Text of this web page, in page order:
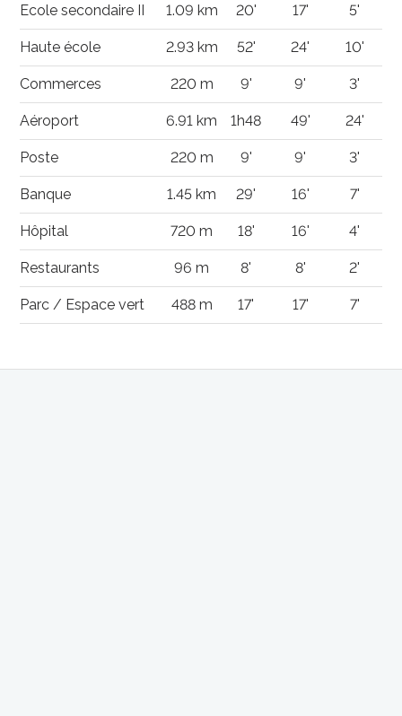
Ecole secondaire II 1.09 km 20' 17' 5'
Haute école 2.93 km 52' 24' 10'
Commerces 220 m 9' 9' 3'
Aéroport 6.91 km 1h48 49' 24'
Poste 220 m 9' 9' 3'
Banque 1.45 km 29' 16' 7'
Hôpital 720 m 18' 16' 4'
Restaurants 96 m 8' 8' 2'
Parc / Espace vert 488 m 17' 17' 7'